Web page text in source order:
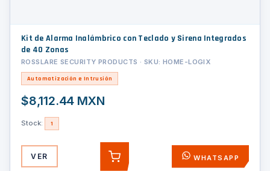
Kit de Alarma Inalámbrico con Teclado y Sirena Integrados
de 40 Zonas
ROSSLARE SECURITY PRODUCTS · SKU: HOME-LOGIX
Automatización e Intrusión
$8,112.44 MXN
Stock: 1
VER AGREGAR WHATSAPP